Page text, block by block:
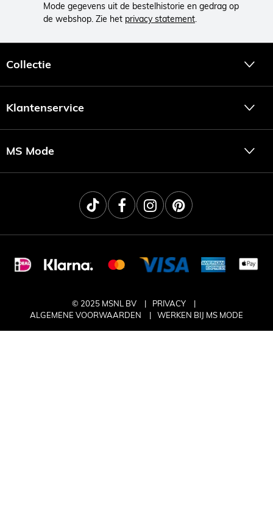
Mode gegevens uit de bestelhistorie en gedrag op
de webshop. Zie het privacy statement.
Collectie
Klantenservice
MS Mode
© 2025 MSNL BV
PRIVACY
ALGEMENE VOORWAARDEN
WERKEN BIJ MS MODE